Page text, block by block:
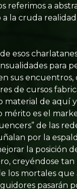
referimos a
a la cruda
esos
para
sus encuentros,
de cursos
material de aquí
mérito es el
de las
por la
la posición
creyéndose
los mortales que
pasarán